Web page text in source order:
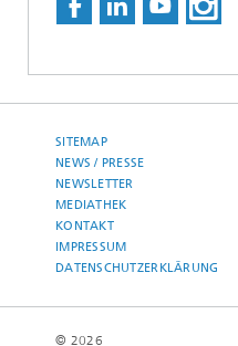
SITEMAP
NEWS / PRESSE
NEWSLETTER
MEDIATHEK
KONTAKT
IMPRESSUM
DATENSCHUTZERKLÄRUNG
© 2026